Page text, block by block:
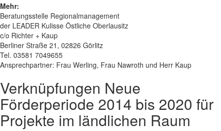
Mehr:
Beratungsstelle Regionalmanagement
der LEADER Kulisse Östliche Oberlausitz
c/o Richter + Kaup
Berliner Straße 21, 02826 Görlitz
Tel. 03581 7049655
Ansprechpartner: Frau Werling, Frau Nawroth und Herr Kaup
Verknüpfungen Neue
Förderperiode 2014 bis 2020 für
Projekte im ländlichen Raum